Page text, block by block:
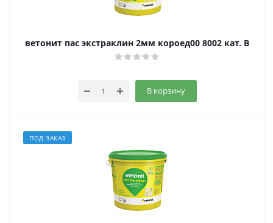
ветонит пас экстраклин 2мм короед00 8002 кат. B
В корзину
ПОД ЗАКАЗ